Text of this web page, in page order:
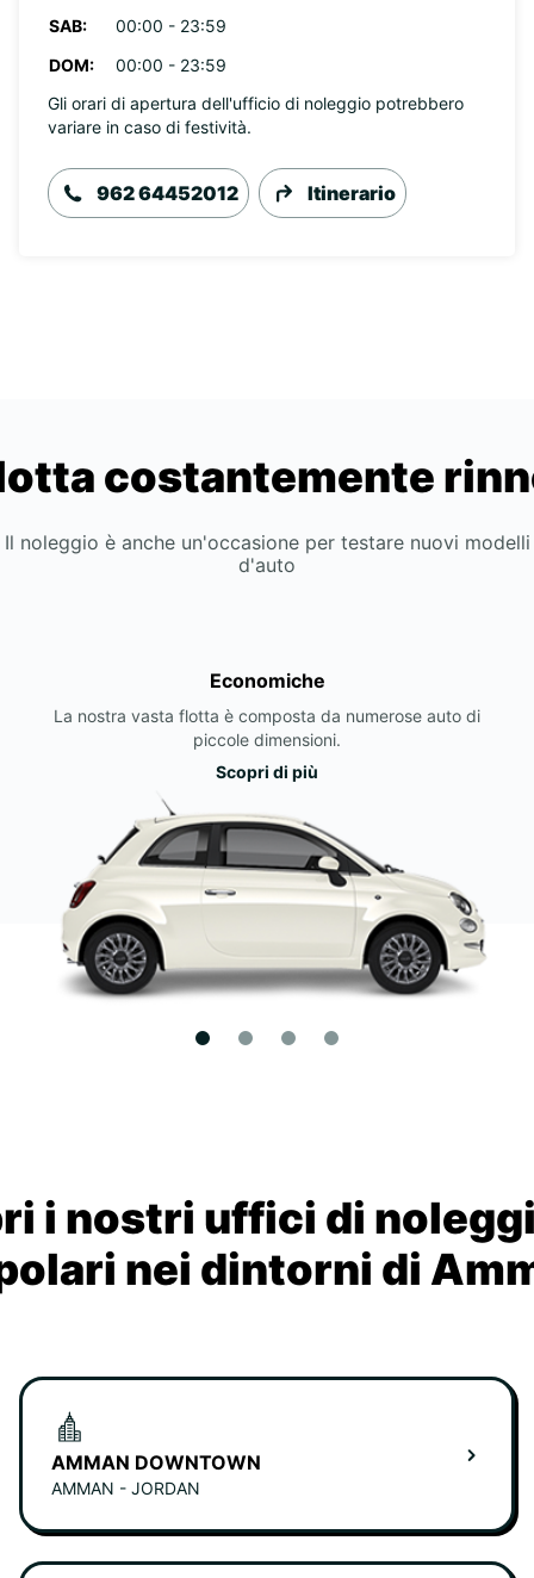
SAB:
00:00 - 23:59
DOM:
00:00 - 23:59
Gli orari di apertura dell'ufficio di noleggio potrebbero
variare in caso di festività.
962 64452012 Itinerario
costantemente
Il noleggio è anche un'occasione per testare nuovi modelli
d'auto
Economiche
La nostra vasta flotta è composta da numerose auto di
piccole dimensioni.
Scopri di più
i nostri uffici di
nei dintorni di
AMMAN DOWNTOWN
AMMAN - JORDAN